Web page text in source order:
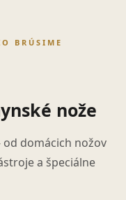
BRÚSIME
nože
domácich nožov
a špeciálne